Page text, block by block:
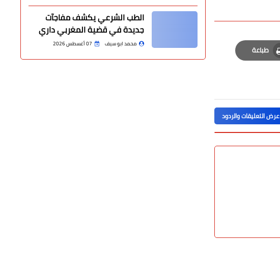
طباعة
Print
عرض التعليقات والردود
الطب الشرعي يكشف مفاجآت
جديدة في قضية المغربي داري
محمد ابو سيف 07 أغسطس 2026